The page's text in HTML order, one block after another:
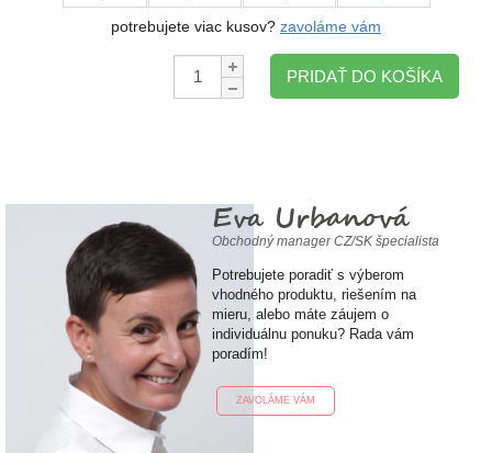
potrebujete viac kusov? zavoláme vám
Množstvo:
PRIDAŤ DO KOŠÍKA
Eva Urbanová
Obchodný manager CZ/SK špecialista
Potrebujete poradiť s výberom
vhodného produktu, riešením na
mieru, alebo máte záujem o
individuálnu ponuku? Rada vám
poradím!
ZAVOLÁME VÁM